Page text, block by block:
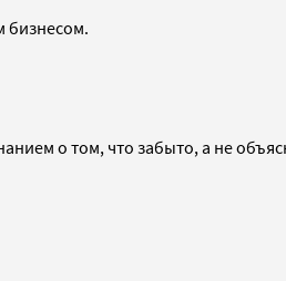
бизнесом.
о том, что забыто, а не